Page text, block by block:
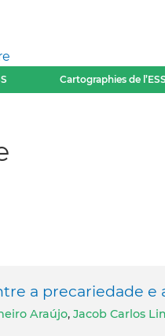
Cartographies de l’ESS
a precariedade e
Araújo, Jacob Carlos